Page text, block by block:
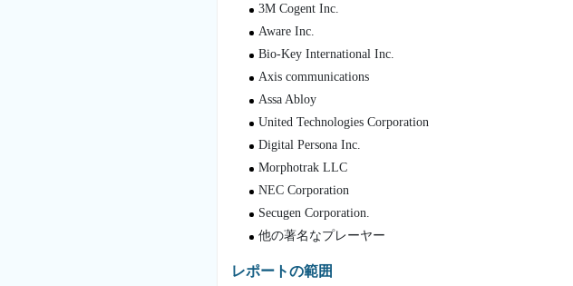
3M Cogent Inc.
Aware Inc.
Bio-Key International Inc.
Axis communications
Assa Abloy
United Technologies Corporation
Digital Persona Inc.
Morphotrak LLC
NEC Corporation
Secugen Corporation.
他の著名なプレーヤー
レポートの範囲